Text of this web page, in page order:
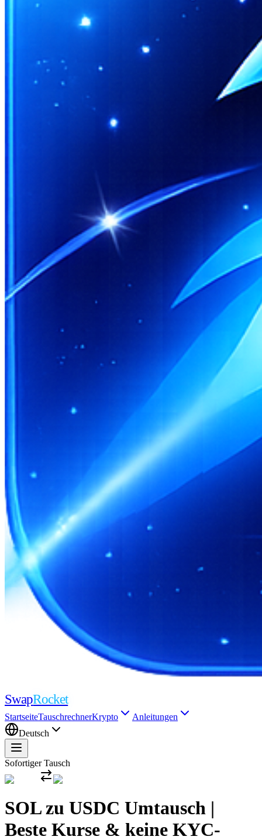
SwapRocket
StartseiteTauschrechnerKrypto
Anleitungen
Deutsch
Sofortiger Tausch
SOL zu USDC Umtausch |
Beste Kurse & keine KYC-